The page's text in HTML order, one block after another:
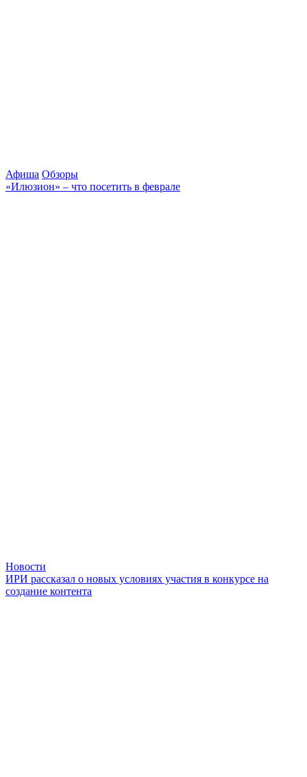
Афиша Обзоры
«Илюзион» – что посетить в феврале
Новости
ИРИ рассказал о новых условиях участия в конкурсе на
создание контента